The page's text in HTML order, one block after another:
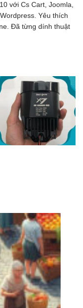
với Cs Cart, Joomla,
Yêu thích
Đã từng dính thuật